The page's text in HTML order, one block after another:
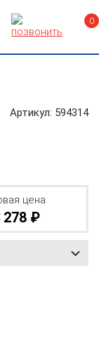
0
Артикул: 594314
цена
278 ₽